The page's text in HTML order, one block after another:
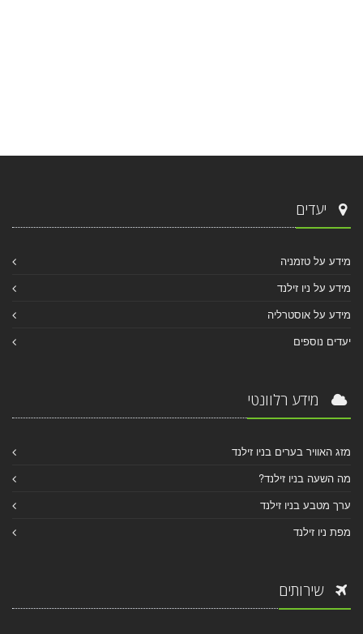
יעדים
מידע על טזמניה
מידע על ניו זילנד
מידע על אוסטרליה
יעדים נוספים
מידע רלוונטי
מזג האוויר בערים בניו זילנד
מה השעה בניו זילנד?
ערך מטבע בניו זילנד
מפת ניו זילנד
שירותים